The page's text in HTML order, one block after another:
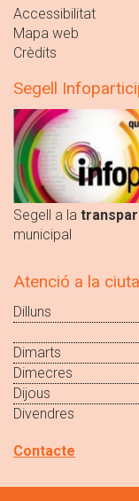
Accessibilitat
Mapa web
Crèdits
Segell
Segell a la
municipal
Atenció a la
Dilluns
Dimarts
Dimecres
Dijous
Divendres
Contacte